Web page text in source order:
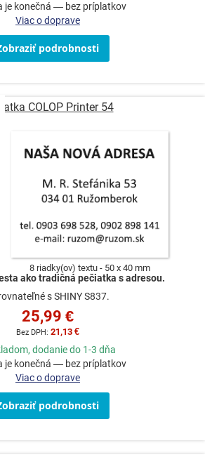
je konečná — bez príplatkov
Viac o doprave
podrobnosti
COLOP Printer 54
8 riadky(ov) textu 50 x 40 mm
ako tradičná pečiatka s adresou.
s SHINY S837.
25,99 €
21,13 €
dodanie do 1-3 dňa
je konečná — bez príplatkov
Viac o doprave
podrobnosti